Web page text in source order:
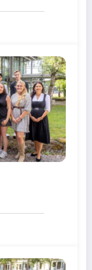
Landratsamt Starnberg